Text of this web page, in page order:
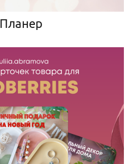
Планер